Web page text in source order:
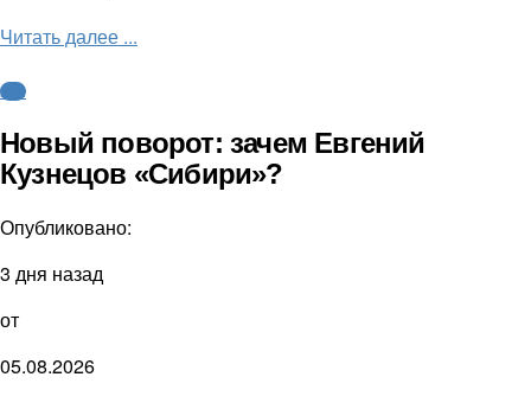
Читать далее ...
КХЛ
Новый поворот: зачем Евгений
Кузнецов «Сибири»?
Опубликовано:
3 дня назад
от
05.08.2026